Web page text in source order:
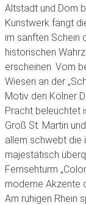
Altstadt und Dom
Kunstwerk fängt
im sanften Schein
historischen
erscheinen. Vom
Wiesen an der
Motiv den Kölner
Pracht beleuchtet
Groß St. Martin
allem schwebt die
majestätisch
Fernsehturm
moderne Akzente
Am ruhigen Rhein